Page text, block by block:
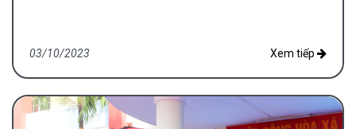
03/10/2023 Xem tiếp